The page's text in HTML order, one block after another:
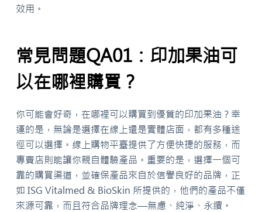
效用。
常見問題QA01：印加果油可
以在哪裡購買？
你可能會好奇，在哪裡可以購買到優質的印加果油？幸
運的是，無論是選擇在線上還是實體店面，都有多種途
徑可以選擇。線上購物平臺提供了方便快捷的服務，而
專賣店則能讓你親自體驗產品。重要的是，選擇一個可
靠的購買渠道，並確保產品來自於信譽良好的品牌，正
如 ISG Vitalmed & BioSkin 所提供的，他們的產品不僅
來源可靠，而且符合品牌理念—無慮、純淨、永續。